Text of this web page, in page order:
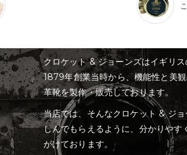
クロケット & ジョーンズはイギリ
1879年創業当時から、機能性と美
革靴を製作・販売しております。
当店では、そんなクロケット & ジ
しんでもらえるように、分かりやす
がけております。